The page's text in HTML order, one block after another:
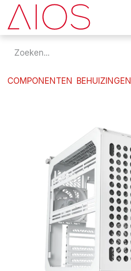
Overslaan naar inhoud
COMPONENTEN BEHUIZINGEN